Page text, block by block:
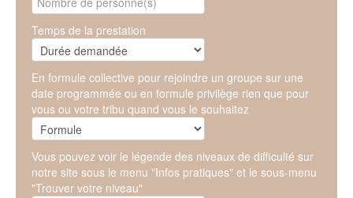
Temps de la prestation
En formule collective pour rejoindre un groupe sur une
date programmée ou en formule privilège rien que pour
vous ou votre tribu quand vous le souhaitez
Vous pouvez voir le légende des niveaux de difficulté sur
notre site sous le menu "Infos pratiques" et le sous-menu
"Trouver votre niveau"